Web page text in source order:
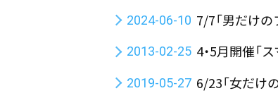
2024-06-10 7/7「男だけ
2013-02-25 4・5月開催「
2019-05-27 6/23「女だけ